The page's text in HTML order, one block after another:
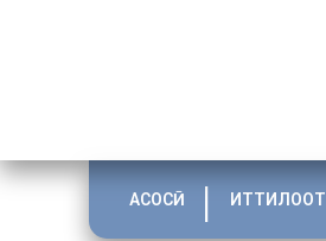
АСОСӢ ИТТИЛООТ